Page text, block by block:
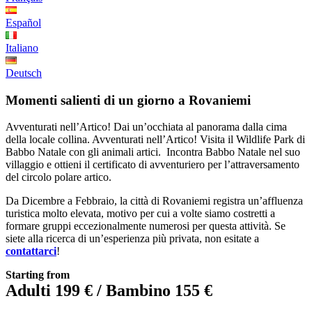
Español
Italiano
Deutsch
Momenti salienti di un giorno a Rovaniemi
Avventurati nell’Artico! Dai un’occhiata al panorama dalla cima
della locale collina. Avventurati nell’Artico! Visita il Wildlife Park di
Babbo Natale con gli animali artici. Incontra Babbo Natale nel suo
villaggio e ottieni il certificato di avventuriero per l’attraversamento
del circolo polare artico.
Da Dicembre a Febbraio, la città di Rovaniemi registra un’affluenza
turistica molto elevata, motivo per cui a volte siamo costretti a
formare gruppi eccezionalmente numerosi per questa attività. Se
siete alla ricerca di un’esperienza più privata, non esitate a
contattarci!
Starting from
Adulti 199 € / Bambino 155 €